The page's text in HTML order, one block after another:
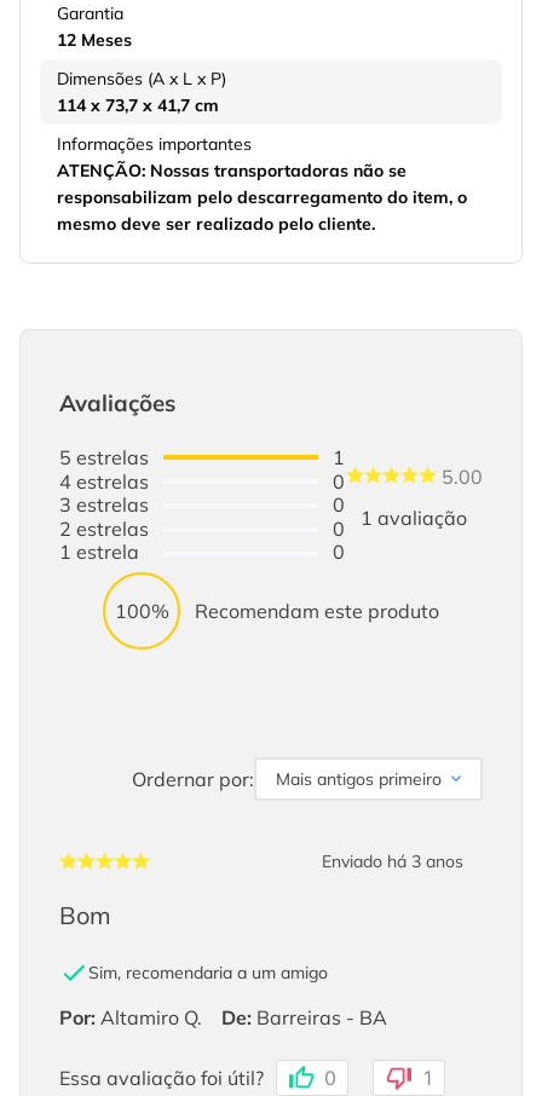
Garantia
12 Meses
Dimensões (A x L x P)
114 x 73,7 x 41,7 cm
Informações importantes
ATENÇÃO: Nossas transportadoras não se
responsabilizam pelo descarregamento do item, o
mesmo deve ser realizado pelo cliente.
Avaliações
5estrelas
4estrelas
3estrelas
2estrelas
1estrela
1
0
0
0
0
5.00
1avaliação
100% Recomendam este produto
Ordernar por: Mais antigos primeiro
Enviado há 3 anos
Bom
Sim, recomendaria a um amigo
Por: Altamiro Q. De: Barreiras - BA
Essa avaliação foi útil? 0 1